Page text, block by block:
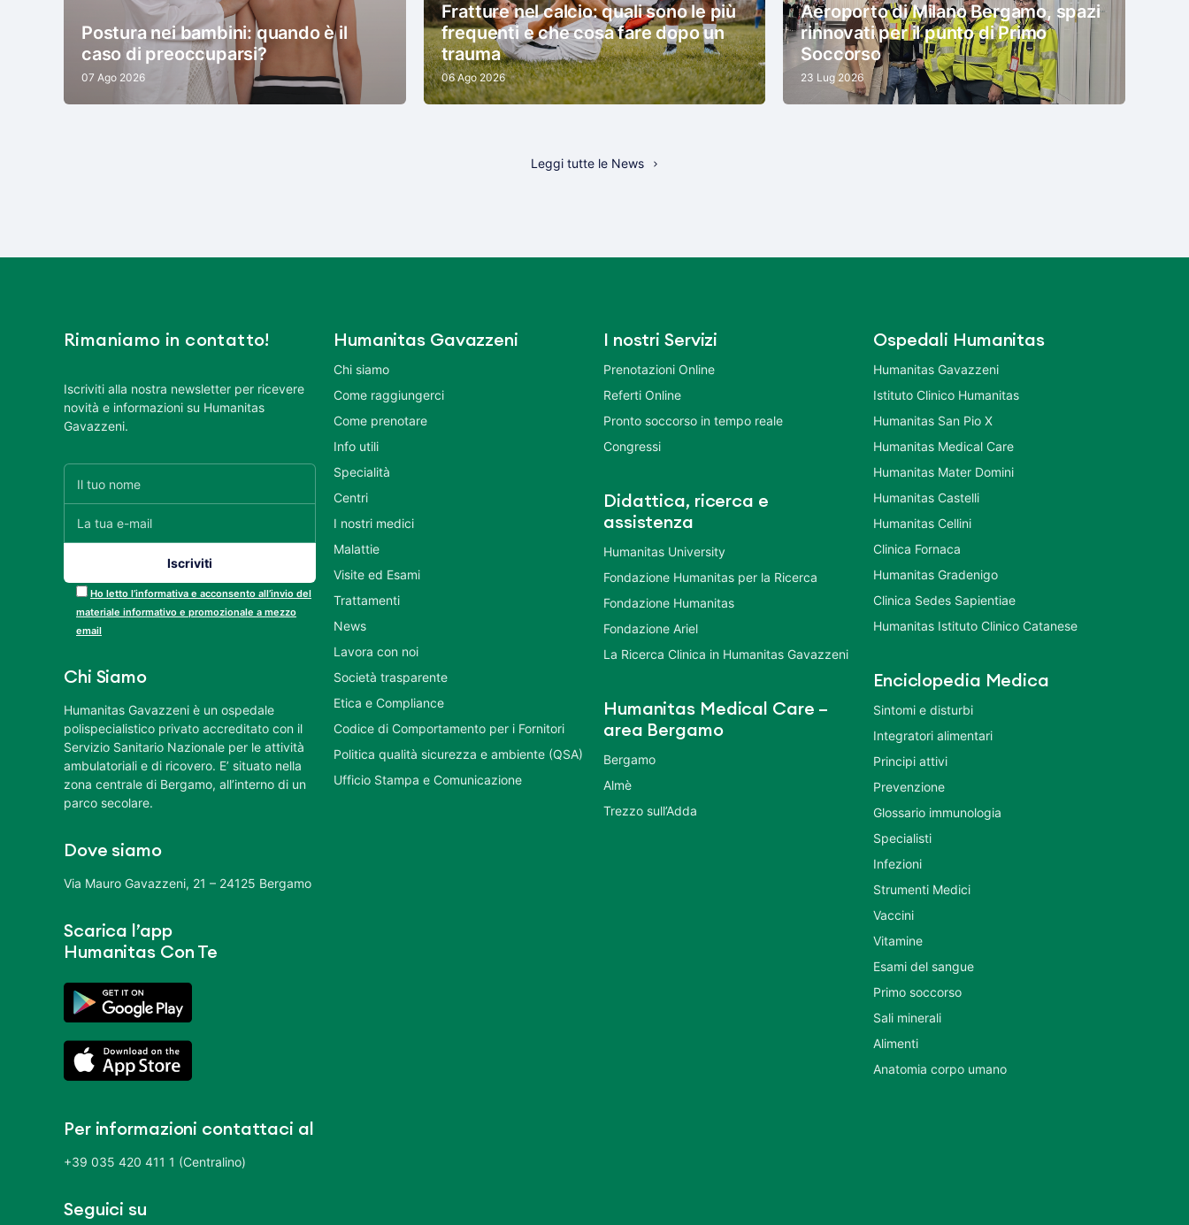
Postura nei bambini: quando è il
caso di preoccuparsi?
07 Ago 2026
Fratture nel calcio: quali sono le più
frequenti e che cosa fare dopo un
trauma
06 Ago 2026
Aeroporto di Milano Bergamo, spazi
rinnovati per il punto di Primo
Soccorso
23 Lug 2026
Leggi tutte le News
Rimaniamo in contatto!
Iscriviti alla nostra newsletter per ricevere
novità e informazioni su Humanitas
Gavazzeni.
Ho letto l’informativa e acconsento all’invio del
materiale informativo e promozionale a mezzo
email
Chi Siamo
Humanitas Gavazzeni è un ospedale
polispecialistico privato accreditato con il
Servizio Sanitario Nazionale per le attività
ambulatoriali e di ricovero. E’ situato nella
zona centrale di Bergamo, all’interno di un
parco secolare.
Dove siamo
Via Mauro Gavazzeni, 21 – 24125 Bergamo
Scarica l’app
Humanitas Con Te
Per informazioni contattaci al
+39 035 420 411 1 (Centralino)
Seguici su
Humanitas Gavazzeni
Chi siamo
Come raggiungerci
Come prenotare
Info utili
Specialità
Centri
I nostri medici
Malattie
Visite ed Esami
Trattamenti
News
Lavora con noi
Società trasparente
Etica e Compliance
Codice di Comportamento per i Fornitori
Politica qualità sicurezza e ambiente (QSA)
Ufficio Stampa e Comunicazione
I nostri Servizi
Prenotazioni Online
Referti Online
Pronto soccorso in tempo reale
Congressi
Didattica, ricerca e
assistenza
Humanitas University
Fondazione Humanitas per la Ricerca
Fondazione Humanitas
Fondazione Ariel
La Ricerca Clinica in Humanitas Gavazzeni
Humanitas Medical Care –
area Bergamo
Bergamo
Almè
Trezzo sull’Adda
Ospedali Humanitas
Humanitas Gavazzeni
Istituto Clinico Humanitas
Humanitas San Pio X
Humanitas Medical Care
Humanitas Mater Domini
Humanitas Castelli
Humanitas Cellini
Clinica Fornaca
Humanitas Gradenigo
Clinica Sedes Sapientiae
Humanitas Istituto Clinico Catanese
Enciclopedia Medica
Sintomi e disturbi
Integratori alimentari
Principi attivi
Prevenzione
Glossario immunologia
Specialisti
Infezioni
Strumenti Medici
Vaccini
Vitamine
Esami del sangue
Primo soccorso
Sali minerali
Alimenti
Anatomia corpo umano